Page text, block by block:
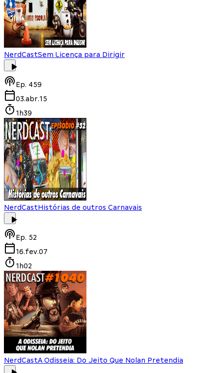
NerdCastSem Licença para Dirigir
Ep. 459
03.abr.15
1h39
NerdCastHistórias de outros Carnavais
Ep. 52
16.fev.07
1h02
NerdCastA Odisseia: Do Jeito Que Nolan Pretendia